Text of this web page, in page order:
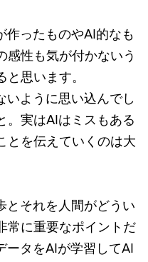
作ったものやAI的なも
感性も気が付かないう
思います。
いように思い込んでし
。実はAIはミスもある
とを伝えていくのは大
とそれを人間がどうい
常に重要なポイントだ
ータをAIが学習してAI